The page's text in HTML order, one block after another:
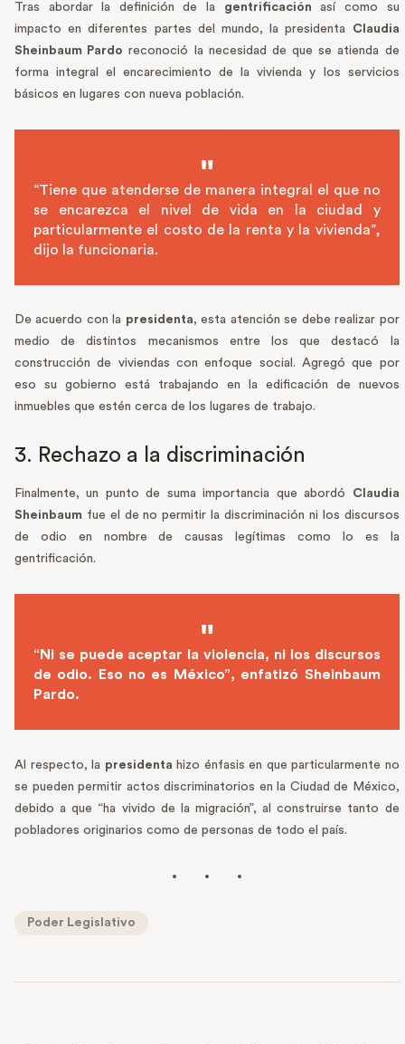
Tras abordar la definición de la gentrificación así como su
impacto en diferentes partes del mundo, la presidenta
Claudia
Sheinbaum Pardo reconoció la necesidad de que se atienda de
forma integral el encarecimiento de la vivienda y los servicios
básicos en lugares con nueva población.
“Tiene que atenderse de manera integral el que no
se encarezca el nivel de vida en la ciudad y
particularmente el costo de la renta y la vivienda”,
dijo la funcionaria.
De acuerdo con la presidenta, esta atención se debe realizar por
medio de distintos mecanismos entre los que destacó la
construcción de viviendas con enfoque social. Agregó que por
eso su gobierno está trabajando en la edificación de nuevos
inmuebles que estén cerca de los lugares de trabajo.
3. Rechazo a la discriminación
Finalmente, un punto de suma importancia que abordó
Claudia
Sheinbaum fue el de no permitir la discriminación ni los discursos
de odio en nombre de causas legítimas como lo es la
gentrificación.
“Ni se puede aceptar la violencia, ni los discursos
de odio. Eso no es México”, enfatizó Sheinbaum
Pardo.
Al respecto, la presidenta hizo énfasis en que particularmente no
se pueden permitir actos discriminatorios en la Ciudad de México,
debido a que “ha vivido de la migración”, al construirse tanto de
pobladores originarios como de personas de todo el país.
Poder Legislativo